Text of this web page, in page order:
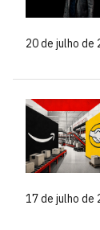
20 de julho de
17 de julho de